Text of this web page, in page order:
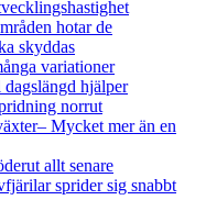
hotar de
skyddas
variationer
dagslängd hjälper
norrut
Mycket mer än en
allt senare
sprider sig snabbt